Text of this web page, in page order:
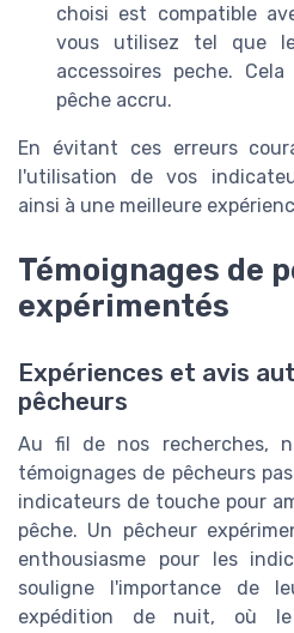
choisi est compatible
vous utilisez tel que
accessoires peche.
pêche accru.
En évitant ces erreurs
l'utilisation de vos
ainsi à une meilleure
Témoignages de
expérimentés
Expériences et avis
pêcheurs
Au fil de nos recherches,
témoignages de pêcheurs
indicateurs de touche pour
pêche. Un pêcheur
enthousiasme pour les
souligne l'importance de
expédition de nuit, où